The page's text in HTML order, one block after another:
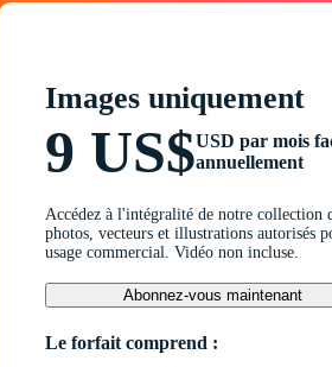
Images uniquement
9 US$USD par mois
annuellement
Accédez à l'intégralité de notre collection
photos, vecteurs et illustrations autorisés
usage commercial. Vidéo non incluse.
Abonnez-vous maintenant
Le forfait comprend :